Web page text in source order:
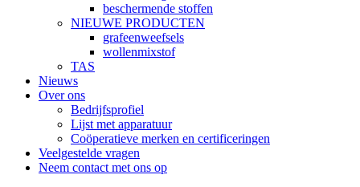
beschermende stoffen
NIEUWE PRODUCTEN
grafeenweefsels
wollenmixstof
TAS
Nieuws
Over ons
Bedrijfsprofiel
Lijst met apparatuur
Coöperatieve merken en certificeringen
Veelgestelde vragen
Neem contact met ons op